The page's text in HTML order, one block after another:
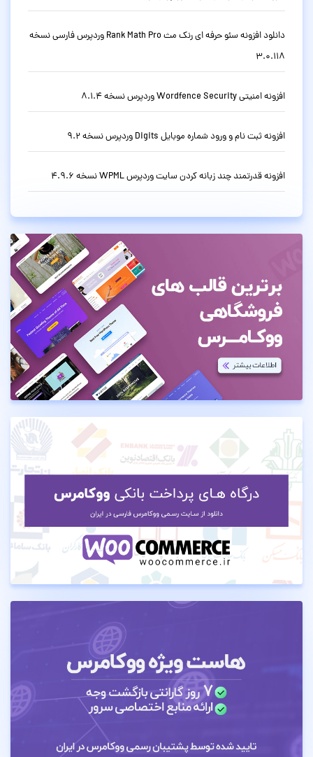
دانلود افزونه سئو حرفه ای رنک مث Rank Math Pro وردپرس فارسی نسخه
3.0.118
افزونه امنیتی Wordfence Security وردپرس نسخه 8.1.4
افزونه ثبت نام و ورود شماره موبایل Digits وردپرس نسخه 9.2
افزونه قدرتمند چند زبانه کردن سایت وردپرس WPML نسخه 4.9.6